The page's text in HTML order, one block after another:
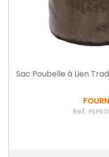
Sac Poubelle à Lien
Ref.